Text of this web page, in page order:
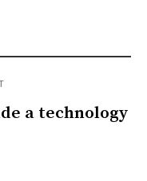
a technology